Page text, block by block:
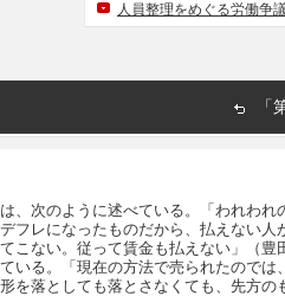
人員整理をめぐる労働争
「
、次のように述べている。「われわ
フレになったものだから、払えない
こない。従って賃金も払えない」（
いる。「現在の方法で売られたので
を落としても落とさなくても、先方